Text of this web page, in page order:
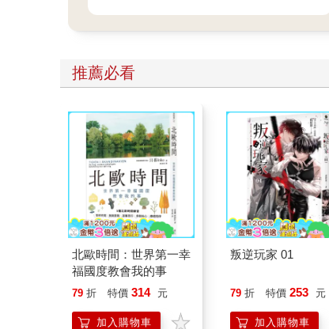
推薦必看
北歐時間：世界第一幸
福國度教會我的事
79 折 特價 314 元
加入購物車
叛逆玩家 01
79 折 特價 253 元
加入購物車